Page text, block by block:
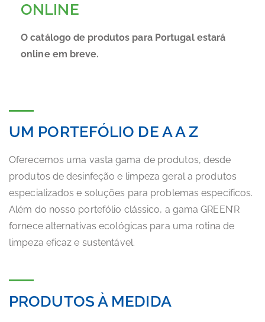
ONLINE
O catálogo de produtos para Portugal estará
online em breve.
UM PORTEFÓLIO DE A A Z
Oferecemos uma vasta gama de produtos, desde
produtos de desinfeção e limpeza geral a produtos
especializados e soluções para problemas específicos.
Além do nosso portefólio clássico, a gama GREEN’R
fornece alternativas ecológicas para uma rotina de
limpeza eficaz e sustentável.
PRODUTOS À MEDIDA